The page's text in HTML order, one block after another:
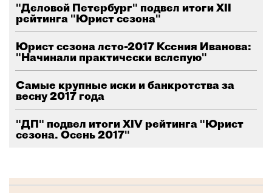
"Деловой Петербург" подвел итоги XII
рейтинга "Юрист сезона"
Юрист сезона лето-2017 Ксения Иванова:
"Начинали практически вслепую"
Самые крупные иски и банкротства за
весну 2017 года
"ДП" подвел итоги XIV рейтинга "Юрист
сезона. Осень 2017"